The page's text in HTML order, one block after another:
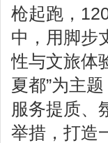
枪起跑，
中，用脚步
性与文旅体
夏都”为主
服务提质、
举措，打造